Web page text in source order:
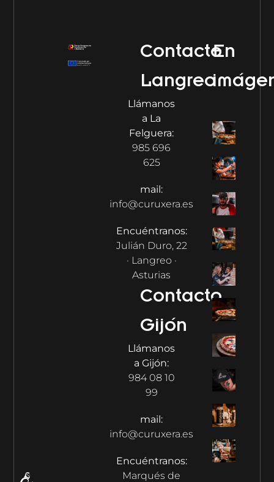
Contacto
Langreo
Llámanos
a La
Felguera:
985 696
625
mail:
info@curuxera.es
Encuéntranos:
Julián Duro, 22
· Langreo ·
Asturias
Contacto
Gijón
Llámanos
a Gijón:
984 08 10
99
mail:
info@curuxera.es
Encuéntranos:
Marqués de
En